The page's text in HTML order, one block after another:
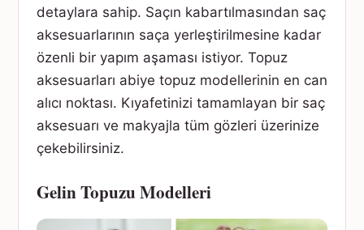
detaylara sahip. Saçın kabartılmasından saç
aksesuarlarının saça yerleştirilmesine kadar
özenli bir yapım aşaması istiyor. Topuz
aksesuarları abiye topuz modellerinin en can
alıcı noktası. Kıyafetinizi tamamlayan bir saç
aksesuarı ve makyajla tüm gözleri üzerinize
çekebilirsiniz.
Gelin Topuzu Modelleri